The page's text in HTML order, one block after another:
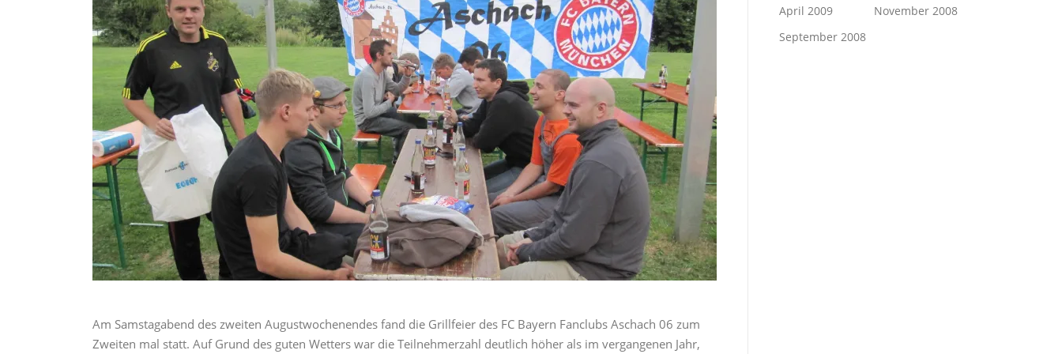
Am Samstagabend des zweiten Augustwochenendes fand die Grillfeier des FC Bayern Fanclubs Aschach 06 zum
Zweiten mal statt. Auf Grund des guten Wetters war die Teilnehmerzahl deutlich höher als im vergangenen Jahr,
April 2009
November 2008
September 2008